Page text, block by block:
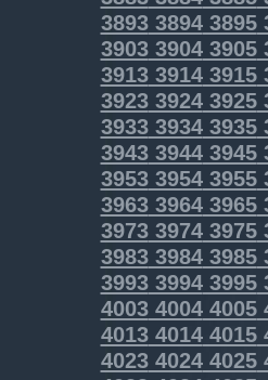
389338943895
390339043905
391339143915
392339243925
393339343935
394339443945
395339543955
396339643965
397339743975
398339843985
399339943995
400340044005
401340144015
402340244025